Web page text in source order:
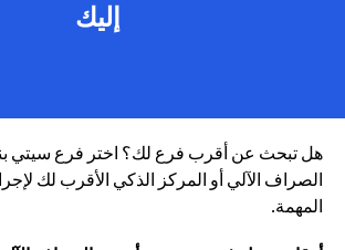
إليك
هل تبحث عن أقرب فرع لك؟ اختر فرع سيتي
الصراف الآلي أو المركز الذكي الأقرب لك
المهمة.